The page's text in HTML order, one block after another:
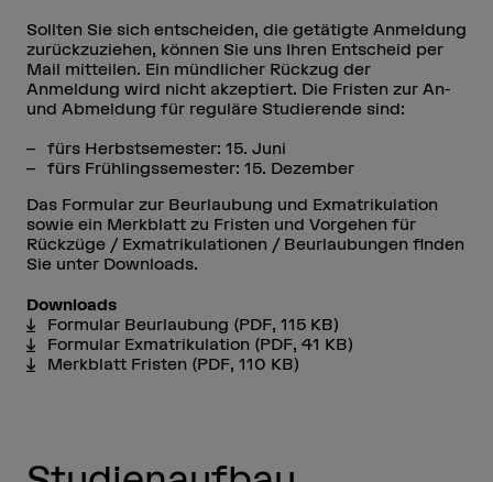
Sollten Sie sich entscheiden, die getätigte Anmeldung
zurückzuziehen, können Sie uns Ihren Entscheid per
Mail mitteilen. Ein mündlicher Rückzug der
Anmeldung wird nicht akzeptiert. Die Fristen zur An-
und Abmeldung für reguläre Studierende sind:
fürs Herbstsemester: 15. Juni
fürs Frühlingssemester: 15. Dezember
Das Formular zur Beurlaubung und Exmatrikulation
sowie ein Merkblatt zu Fristen und Vorgehen für
Rückzüge / Exmatrikulationen / Beurlaubungen finden
Sie unter Downloads.
Downloads
Formular Beurlaubung (PDF, 115 KB)
Formular Exmatrikulation (PDF, 41 KB)
Merkblatt Fristen (PDF, 110 KB)